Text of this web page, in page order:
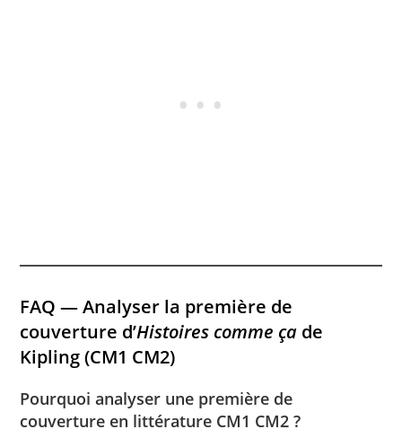
FAQ — Analyser la première de
couverture d’Histoires comme ça de
Kipling (CM1 CM2)
Pourquoi analyser une première de
couverture en littérature CM1 CM2 ?